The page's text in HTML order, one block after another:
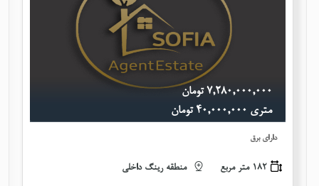
٧,٢٨٠,٠٠٠,٠٠٠ تومان
متری ٤٠,٠٠٠,٠٠٠ تومان
دارای برق
182 متر مربع منطقه رینگ داخلی